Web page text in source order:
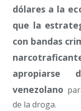
dólares a la
que la
con bandas
venezolano
de la droga.